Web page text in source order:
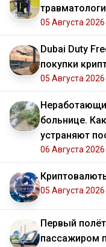
05 Августа
Dubai Duty
покупки
05 Августа
больнице.
устраняют
06 Августа
05 Августа
Первый
пассажиром